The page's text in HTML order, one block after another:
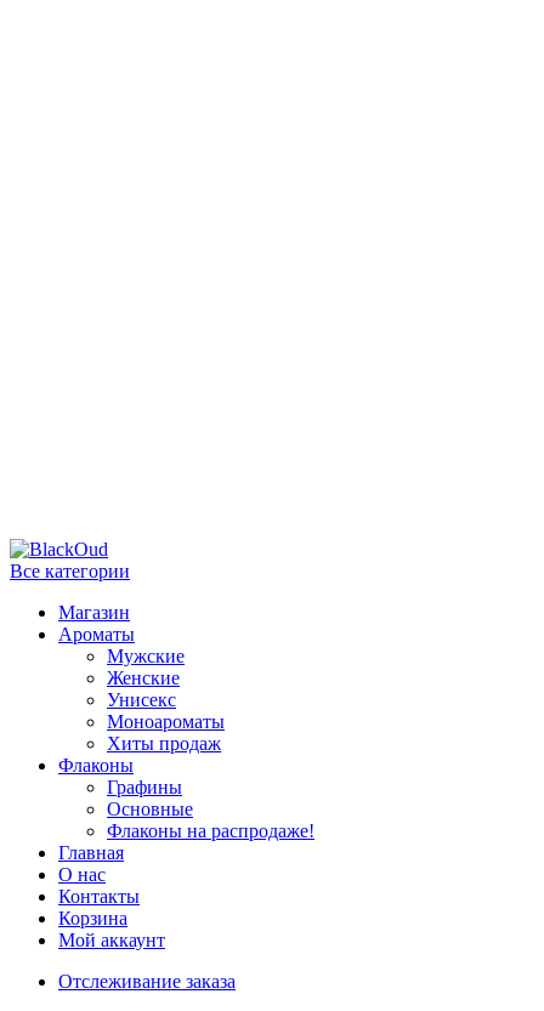
Все категории
Магазин
Ароматы
Мужские
Женские
Унисекс
Моноароматы
Хиты продаж
Флаконы
Графины
Основные
Флаконы на распродаже!
Главная
О нас
Контакты
Корзина
Мой аккаунт
Отслеживание заказа